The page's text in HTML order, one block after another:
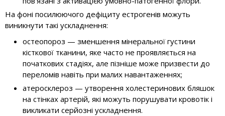
На фоні посилюючого дефіциту естрогенів можуть
виникнути такі ускладнення:
остеопороз — зменшення мінеральної густини
кісткової тканини, яке часто не проявляється на
початкових стадіях, але пізніше може призвести до
переломів навіть при малих навантаженнях;
атеросклероз — утворення холестеринових бляшок
на стінках артерій, які можуть порушувати кровотік і
викликати серйозні ускладнення.